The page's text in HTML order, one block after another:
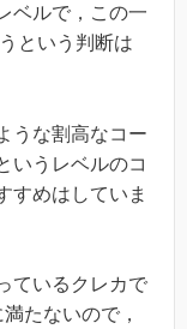
ベルで，この一
という判断は
うな割高なコー
いうレベルのコ
すめはしていま
ているクレカで
たないので，